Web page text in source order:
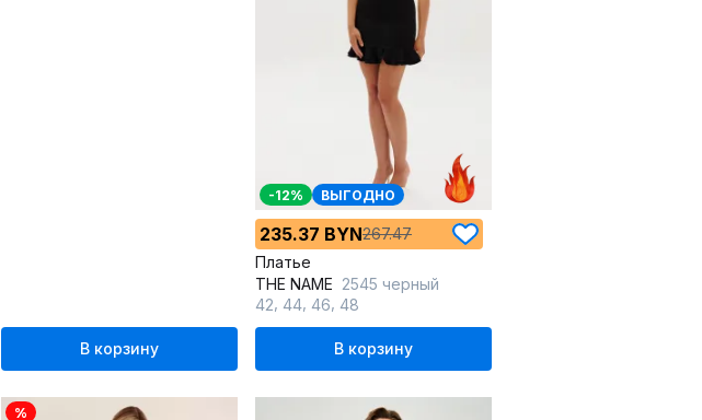
В корзину
-12% ВЫГОДНО
235.37 BYN267.47
Платье
THE NAME 2545 черный
42 44 46 48
В корзину
%